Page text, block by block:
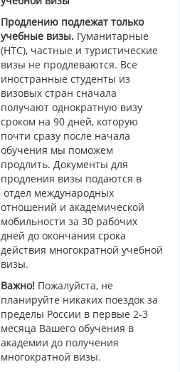
Продлению подлежат только
учебные визы. Гуманитарные
(НТС), частные и туристические
визы не продлеваются. Все
иностранные студенты из
визовых стран сначала
получают однократную визу
сроком на 90 дней, которую
почти сразу после начала
обучения мы поможем
продлить. Документы для
продления визы подаются в
отдел международных
отношений и академической
мобильности за 30 рабочих
дней до окончания срока
действия многократной учебной
визы.
Важно! Пожалуйста, не
планируйте никаких поездок за
пределы России в первые 2-3
месяца Вашего обучения в
академии до получения
многократной визы.